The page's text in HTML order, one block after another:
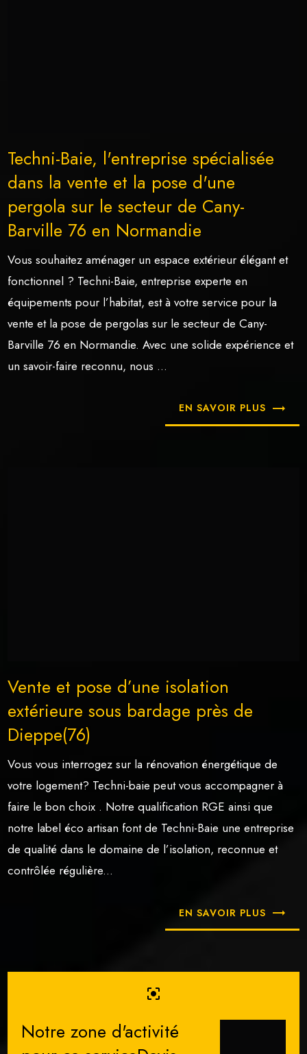
Techni-Baie, l'entreprise spécialisée
dans la vente et la pose d'une
pergola sur le secteur de Cany-
Barville 76 en Normandie
Vous souhaitez aménager un espace extérieur élégant et
fonctionnel ? Techni-Baie, entreprise experte en
équipements pour l’habitat, est à votre service pour la
vente et la pose de pergolas sur le secteur de Cany-
Barville 76 en Normandie. Avec une solide expérience et
un savoir-faire reconnu, nous ...
EN SAVOIR PLUS
Vente et pose d’une isolation
extérieure sous bardage près de
Dieppe(76)
Vous vous interrogez sur la rénovation énergétique de
votre logement? Techni-baie peut vous accompagner à
faire le bon choix . Notre qualification RGE ainsi que
notre label éco artisan font de Techni-Baie une entreprise
de qualité dans le domaine de l’isolation, reconnue et
contrôlée régulière...
EN SAVOIR PLUS
center_focus_strong
Notre zone d'activité